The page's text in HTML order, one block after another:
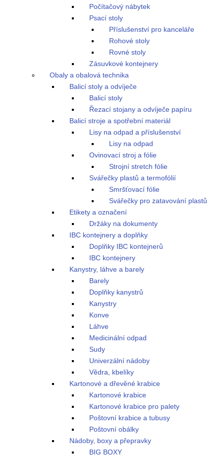
Počítačový nábytek
Psací stoly
Příslušenství pro kanceláře
Rohové stoly
Rovné stoly
Zásuvkové kontejnery
Obaly a obalová technika
Balicí stoly a odvíječe
Balicí stoly
Řezací stojany a odvíječe papíru
Balicí stroje a spotřební materiál
Lisy na odpad a příslušenství
Lisy na odpad
Ovinovací stroj a fólie
Strojní stretch fólie
Svářečky plastů a termofólií
Smršťovací fólie
Svářečky pro zatavování plastů
Etikety a označení
Držáky na dokumenty
IBC kontejnery a doplňky
Doplňky IBC kontejnerů
IBC kontejnery
Kanystry, láhve a barely
Barely
Doplňky kanystrů
Kanystry
Konve
Láhve
Medicinální odpad
Sudy
Univerzální nádoby
Vědra, kbelíky
Kartonové a dřevěné krabice
Kartonové krabice
Kartonové krabice pro palety
Poštovní krabice a tubusy
Poštovní obálky
Nádoby, boxy a přepravky
BIG BOXY